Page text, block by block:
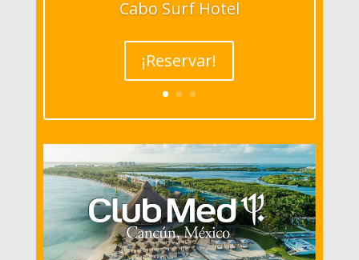
Cabo Surf Hotel
¡Reservar!